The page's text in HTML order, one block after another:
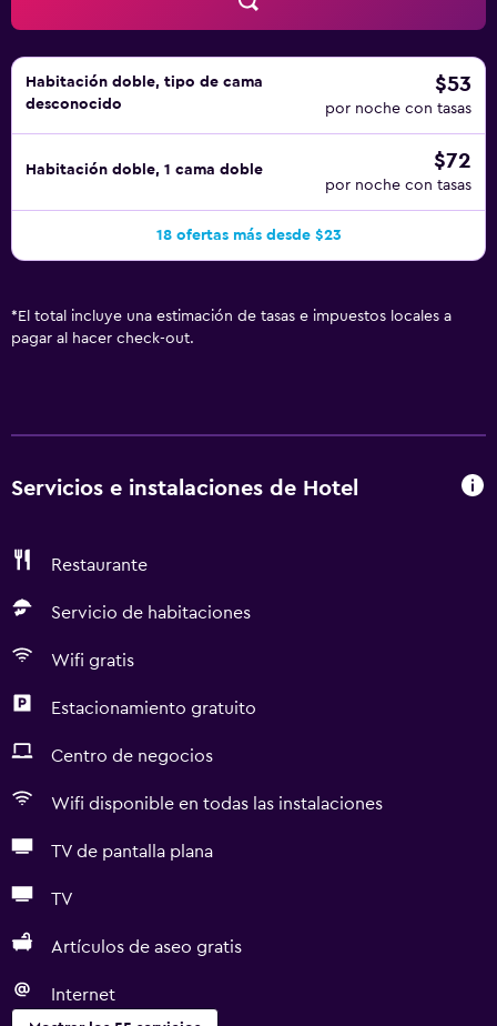
Habitación doble, tipo de cama
desconocido
$53
por noche con tasas
Habitación doble, 1 cama doble $72
por noche con tasas
18 ofertas más desde $23
* El total incluye una estimación de tasas e impuestos locales a
pagar al hacer check-out.
Servicios e instalaciones de Hotel
Restaurante
Servicio de habitaciones
Wifi gratis
Estacionamiento gratuito
Centro de negocios
Wifi disponible en todas las instalaciones
TV de pantalla plana
TV
Artículos de aseo gratis
Internet